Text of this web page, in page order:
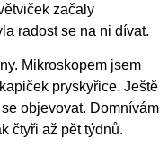
začaly
radost se na ni dívat.
Mikroskopem jsem
pryskyřice. Ještě
objevovat. Domnívám
čtyři až pět týdnů.